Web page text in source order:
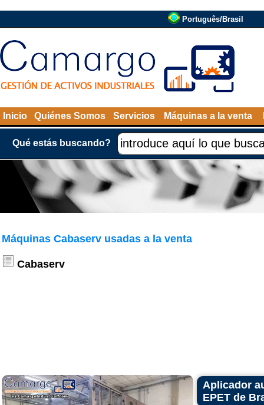
Português/Brasil
Inicio Quiénes Somos Servicios Máquinas a la venta
Qué estás buscando?
Máquinas Cabaserv usadas a la venta
Cabaserv
Aplicador
EPET de